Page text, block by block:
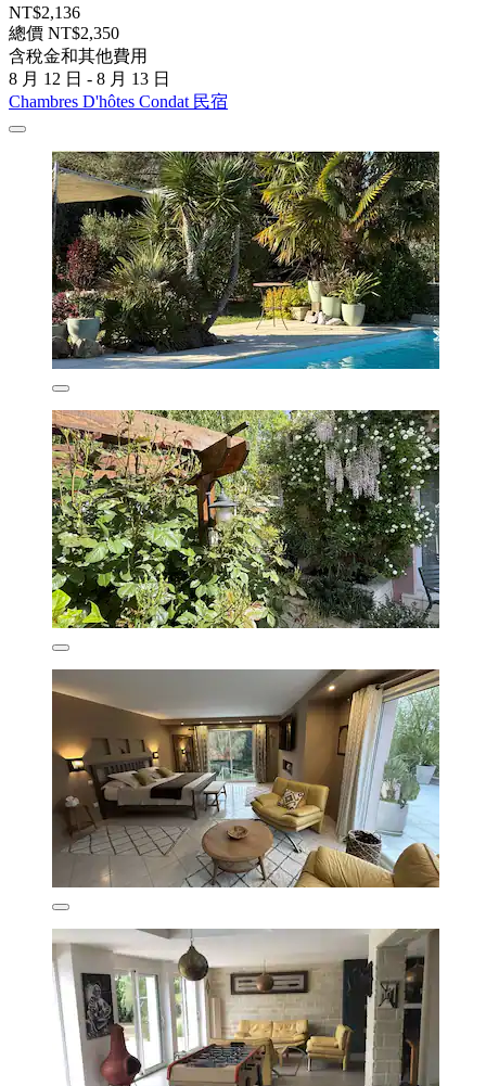
NT$2,136
總價 NT$2,350
含稅金和其他費用
8 月 12 日 - 8 月 13 日
Chambres D'hôtes Condat 民宿